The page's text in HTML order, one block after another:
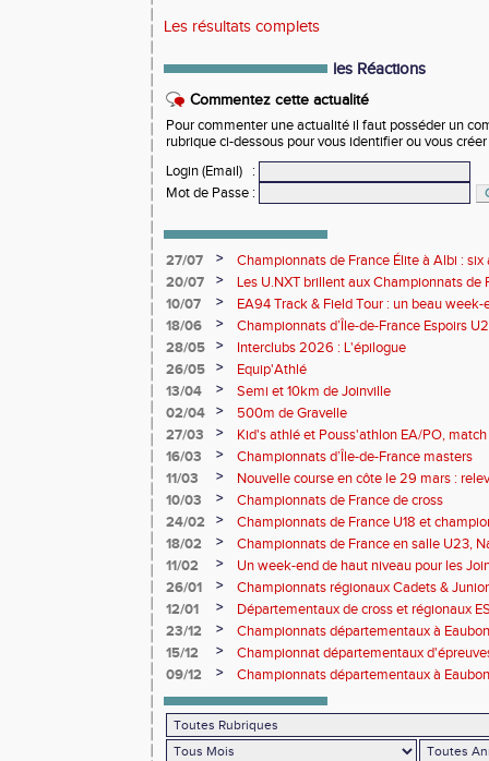
Les résultats complets
les Réactions
Commentez cette actualité
Pour commenter une actualité il faut posséder un
rubrique ci-dessous pour vous identifier ou vous
Login (Email)
:
Mot de Passe :
27/07 >
Championnats de France Élite à Albi :
rendez-vous de l'élite nationale
20/07 >
Les U.NXT brillent aux Championnats de
une pluie de performances
10/07 >
EA94 Track & Field Tour : un beau
18/06
>
Championnats d’Île-de-France Espoirs
28/05
>
Interclubs 2026 : L'épilogue
26/05
>
Equip'Athlé
13/04
>
Semi et 10km de Joinville
02/04
>
500m de Gravelle
27/03
>
Kid's athlé et Pouss'athlon EA/PO,
championnat LIFA épreuves combinées
16/03 >
Championnats d’Île-de-France masters
11/03
>
Nouvelle course en côte le 29 mars :
10/03
>
Championnats de France de cross
24/02
>
Championnats de France U18 et
Lancers Long
18/02 >
Championnats de France en salle U23,
de cross-country
11/02 >
Un week-end de haut niveau pour les
26/01
>
Championnats régionaux Cadets &
performances avant le Meeting de Paris
12/01 >
Départementaux de cross et régionaux
23/12
>
Championnats départementaux à
15/12
>
Championnat départementaux
09/12
> Championnats départementaux à